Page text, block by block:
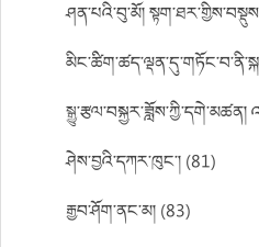
ཤན་པའི་བུ་མོ།
སྒྱུ་རྩལ་བསྐྱར་ཟློས་ཀྱི་དགེ་མཚན།
ཤེས་བྱའི་དཀར་ཁུང་། (81)
རྒྱབ་ཤོག་ནང་མ། (83)